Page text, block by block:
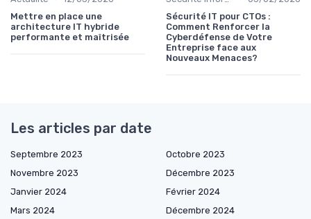
Mettre en place une
architecture IT hybride
performante et maîtrisée
Sécurité IT pour CTOs :
Comment Renforcer la
Cyberdéfense de Votre
Entreprise face aux
Nouveaux Menaces?
Les articles par date
Septembre 2023
Octobre 2023
Novembre 2023
Décembre 2023
Janvier 2024
Février 2024
Mars 2024
Décembre 2024